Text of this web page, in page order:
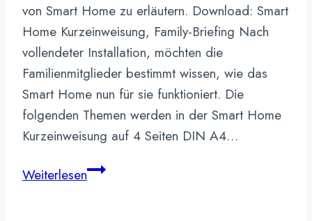
von Smart Home zu erläutern. Download: Smart
Home Kurzeinweisung, Family-Briefing Nach
vollendeter Installation, möchten die
Familienmitglieder bestimmt wissen, wie das
Smart Home nun für sie funktioniert. Die
folgenden Themen werden in der Smart Home
Kurzeinweisung auf 4 Seiten DIN A4…
WeiterlesenSmart